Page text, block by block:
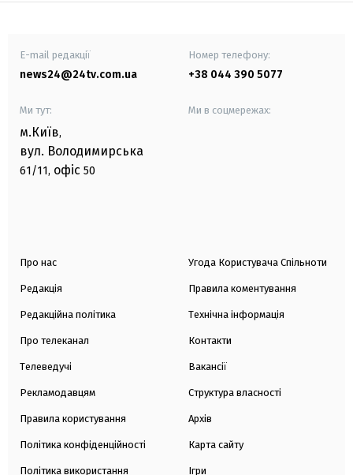
E-mail редакції
news24@24tv.com.ua
Номер телефону:
+38 044 390 5077
Ми тут:
м.Київ,
вул. Володимирська
61/11, офіс 50
Ми в соцмережах:
Про нас
Редакція
Редакційна політика
Про телеканал
Телеведучі
Рекламодавцям
Правила користування
Політика конфіденційності
Політика використання
Угода Користувача Спільноти
Правила коментування
Технічна інформація
Контакти
Вакансії
Структура власності
Архів
Карта сайту
Ігри